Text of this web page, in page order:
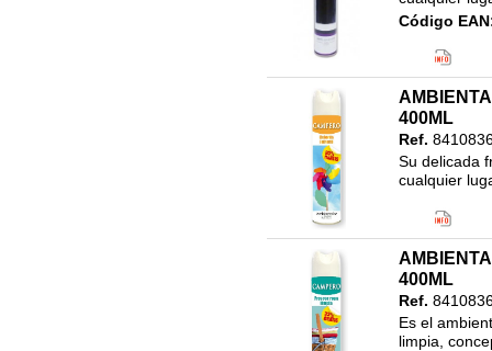
Código
750ML
400ML
Ref.
Su delicada
cualquier
400ML
400ML
Ref.
Es el
limpia,